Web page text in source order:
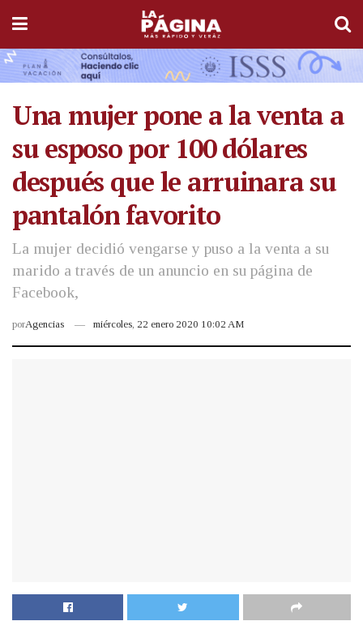
Una mujer pone a la venta a
su esposo por 100 dólares
después que le arruinara su
pantalón favorito
La mujer decidió vengarse y puso a la venta a su
marido a través de un anuncio en su página de
Facebook,
porAgencias miércoles, 22 enero 2020 10:02 AM